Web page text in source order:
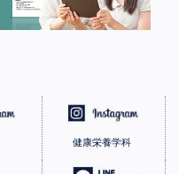
健康栄養学科